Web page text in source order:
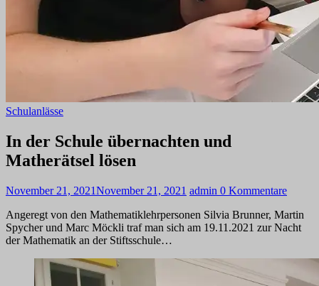
Schulanlässe
In der Schule übernachten und
Matherätsel lösen
November 21, 2021November 21, 2021 admin 0 Kommentare
Angeregt von den Mathematiklehrpersonen Silvia Brunner, Martin
Spycher und Marc Möckli traf man sich am 19.11.2021 zur Nacht
der Mathematik an der Stiftsschule…